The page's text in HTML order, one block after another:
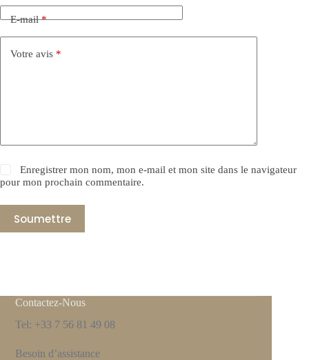
E-mail*
Votre avis *
Enregistrer mon nom, mon e-mail et mon site dans le navigateur
pour mon prochain commentaire.
Soumettre
Contactez-Nous
Tel: +33 7 56 81 49 08
Besoin d’assistance